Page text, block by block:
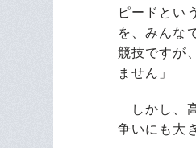
ピードとい
を、みんな
競技ですが
ません」
しかし、
争いにも大